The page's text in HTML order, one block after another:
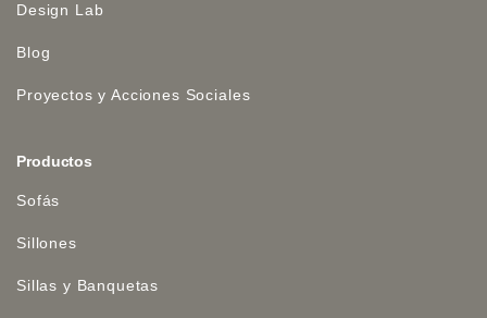
Design Lab
Blog
Proyectos y Acciones Sociales
Productos
Sofás
Sillones
Sillas y Banquetas